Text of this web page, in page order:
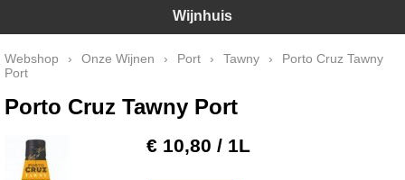
Wijnhuis
Webshop › Onze Wijnen › Port › Tawny ›
Porto Cruz Tawny
Port
Porto Cruz Tawny Port
€ 10,80 / 1L